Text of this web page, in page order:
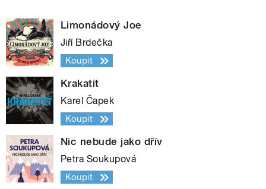
Limonádový Joe
Jiří Brdečka
Koupit
Krakatit
Karel Čapek
Koupit
Nic nebude jako dřív
Petra Soukupová
Koupit